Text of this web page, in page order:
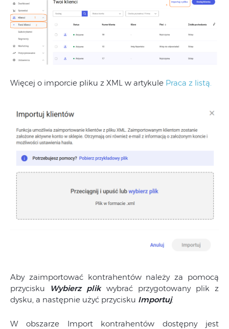
Więcej o imporcie pliku z XML w artykule Praca z listą.
Aby zaimportować kontrahentów należy za pomocą
przycisku Wybierz plik wybrać przygotowany plik z
dysku, a następnie użyć przycisku Importuj.
W obszarze Import kontrahentów dostępny jest